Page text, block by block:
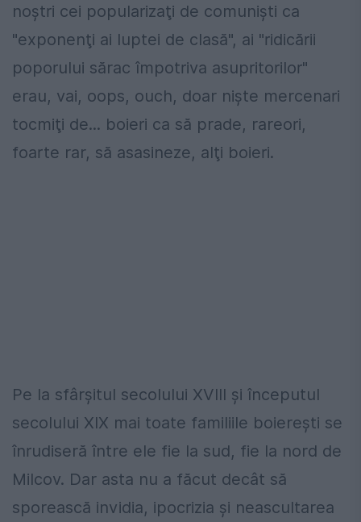
noştri cei popularizaţi de comunişti ca
"exponenţi ai luptei de clasă", ai "ridicării
poporului sărac împotriva asupritorilor"
erau, vai, oops, ouch, doar nişte mercenari
tocmiţi de... boieri ca să prade, rareori,
foarte rar, să asasineze, alţi boieri.
Pe la sfârşitul secolului XVIII şi începutul
secolului XIX mai toate familiile boiereşti se
înrudiseră între ele fie la sud, fie la nord de
Milcov. Dar asta nu a făcut decât să
sporească invidia, ipocrizia şi neascultarea